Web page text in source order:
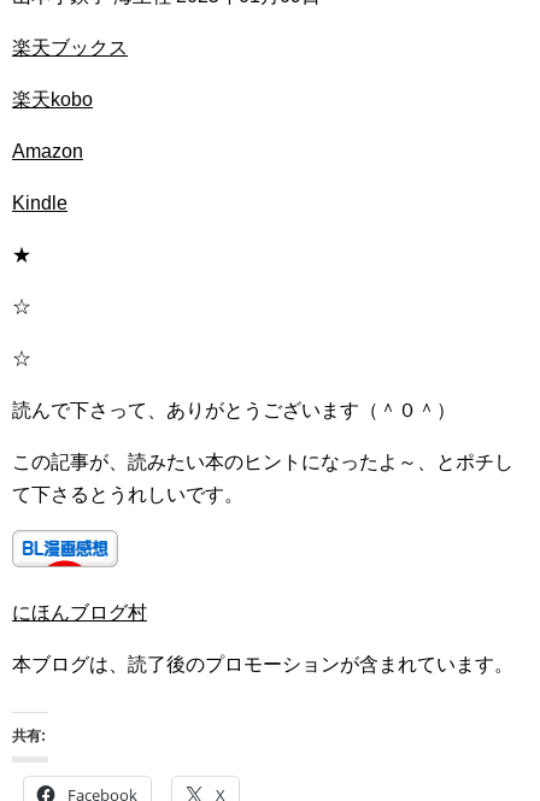
楽天ブックス
楽天kobo
Amazon
Kindle
★
☆
☆
読んで下さって、ありがとうございます（＾０＾）
この記事が、読みたい本のヒントになったよ～、とポチし
て下さるとうれしいです。
にほんブログ村
本ブログは、読了後のプロモーションが含まれています。
共有:
Facebook X